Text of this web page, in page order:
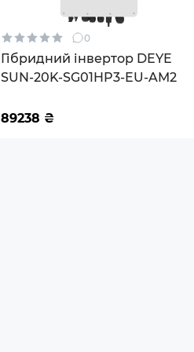
0
Гібридний інвертор DEYE
SUN-20K-SG01HP3-EU-AM2
89238 ₴